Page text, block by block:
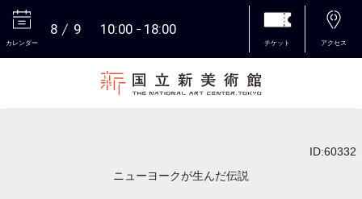
カレンダー
8 9 10:00 18:00
チケット アクセス
ID:60332
ニューヨークが生んだ伝説